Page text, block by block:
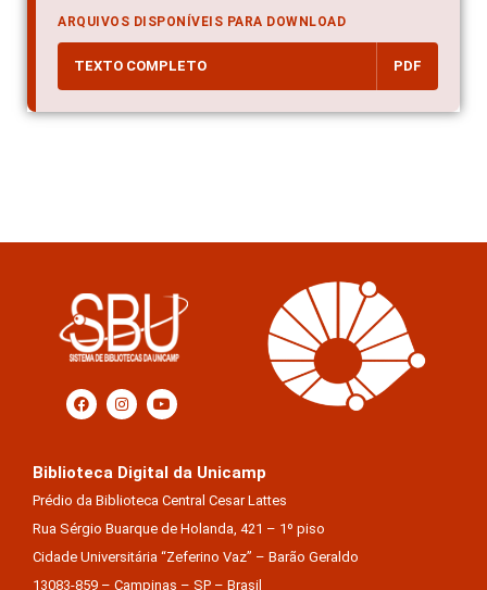
ARQUIVOS DISPONÍVEIS PARA DOWNLOAD
TEXTO COMPLETO PDF
Biblioteca Digital da Unicamp
Prédio da Biblioteca Central Cesar Lattes
Rua Sérgio Buarque de Holanda, 421 – 1º piso
Cidade Universitária “Zeferino Vaz” – Barão Geraldo
13083-859 – Campinas – SP – Brasil